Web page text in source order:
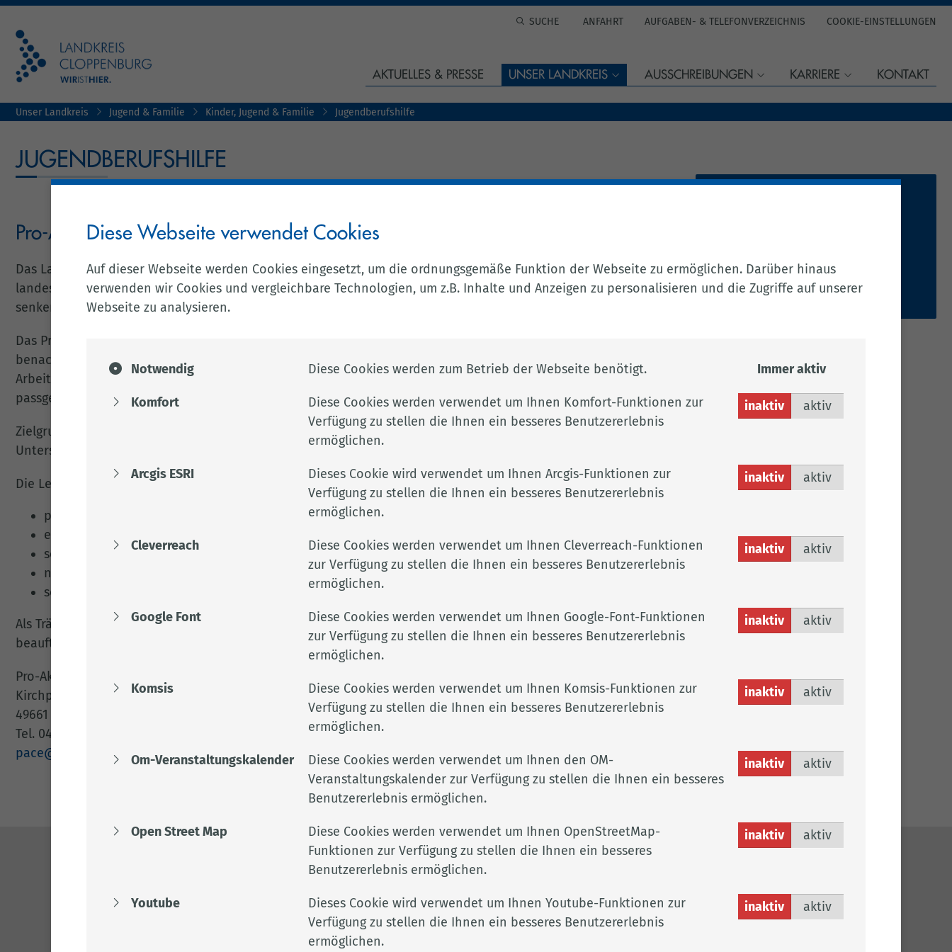
ANFAHRT AUFGABEN- & TELEFONVERZEICHNIS COOKIE-EINSTELLUNGEN
AKTUELLES & PRESSE UNSER LANDKREIS AUSSCHREIBUNGEN KARRIERE KONTAKT
Unser Landkreis Jugend & Familie Kinder, Jugend & Familie Jugendberufshilfe
JUGENDBERUFSHILFE
Pro-Aktiv-Center für den Landkreis Cloppenburg (PACE)
Das Land Niedersachsen und die Europäische Union fördern
landesweit Pro-Aktiv-Centren um die Jugendarbeitslosigkeit zu
senken.
Das Pro-Aktiv-Center steht für eine dauerhafte Eingliederung
benachteiligter junger Menschen in den ersten Ausbildungs- und
Arbeitsmarkt. Es bietet individuelle Unterstützung aus einer Hand, setzt Eingliederungsinstrumente
passgenau ein und fördert die Kooperation aller Beteiligten vor Ort.
Zielgruppe sind junge Menschen unter 27 Jahren, die beim Aufbau ihrer beruflichen Perspektive
Unterstützung benötigen und auf der Suche nach einer Ausbildung oder Arbeit sind.
Die Leistungen des Pro-Aktiv-Center umfassen:
präventive Hilfen zur Vermeidung von Jugendarbeitslosigkeit
enge Kooperation mit allgemeinen und berufsbildenden Schulen
sofortige Alternativen zum Bezug von Arbeitslosengeld
niedrigschwellige Angebote und aufsuchende Sozialarbeit
sozialpädagogisch orientierte Einzelfallhilfen
Als Träger des Pro-Aktiv-Center hat der Landkreis Cloppenburg das Caritas-Sozialwerk mit der Durchführung
beauftragt, welches unter folgender Adresse zu erreichen ist:
Pro-Aktiv-Center für den Landkreis Cloppenburg
Kirchplatz 1
49661 Cloppenburg
Tel. 04471 70 45 0
pace@caritas-sozialwerk.de
Per E-Mail kontaktieren
2.017
Caritas-Sozialwerk Pro-Aktiv-Center
kreishaus@lkclp.de
Adresse
Landkreis Cloppenburg
Eschstr. 29
Impressum
Datenschutz
Diese Webseite verwendet Cookies
Auf dieser Webseite werden Cookies eingesetzt, um die ordnungsgemäße Funktion der Webseite zu ermöglichen. Darüber hinaus
verwenden wir Cookies und vergleichbare Technologien, um z.B. Inhalte und Anzeigen zu personalisieren und die Zugriffe auf unserer
Webseite zu analysieren.
Notwendig Diese Cookies werden zum Betrieb der Webseite benötigt. Immer aktiv
Komfort
Diese Cookies werden verwendet um Ihnen Komfort-Funktionen zur
Verfügung zu stellen die Ihnen ein besseres Benutzererlebnis
ermöglichen.
inaktiv aktiv
Arcgis ESRI
Dieses Cookie wird verwendet um Ihnen Arcgis-Funktionen zur
Verfügung zu stellen die Ihnen ein besseres Benutzererlebnis
ermöglichen.
inaktiv aktiv
Cleverreach
Diese Cookies werden verwendet um Ihnen Cleverreach-Funktionen
zur Verfügung zu stellen die Ihnen ein besseres Benutzererlebnis
ermöglichen.
inaktiv aktiv
Google Font
Diese Cookies werden verwendet um Ihnen Google-Font-Funktionen
zur Verfügung zu stellen die Ihnen ein besseres Benutzererlebnis
ermöglichen.
inaktiv aktiv
Komsis
Diese Cookies werden verwendet um Ihnen Komsis-Funktionen zur
Verfügung zu stellen die Ihnen ein besseres Benutzererlebnis
ermöglichen.
inaktiv aktiv
Om-Veranstaltungskalender
Diese Cookies werden verwendet um Ihnen den OM-
Veranstaltungskalender zur Verfügung zu stellen die Ihnen ein besseres
Benutzererlebnis ermöglichen.
inaktiv aktiv
Open Street Map
Diese Cookies werden verwendet um Ihnen OpenStreetMap-
Funktionen zur Verfügung zu stellen die Ihnen ein besseres
Benutzererlebnis ermöglichen.
inaktiv aktiv
Youtube
Dieses Cookie wird verwendet um Ihnen Youtube-Funktionen zur
Verfügung zu stellen die Ihnen ein besseres Benutzererlebnis
ermöglichen.
inaktiv aktiv